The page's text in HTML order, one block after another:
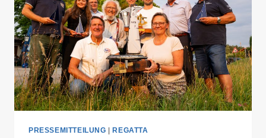
PRESSEMITTEILUNG REGATTA